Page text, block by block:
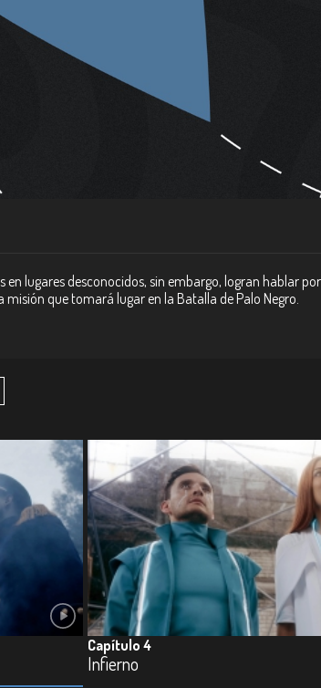
en lugares desconocidos, sin embargo, logran hablar
misión que tomará lugar en la Batalla de Palo Negro.
Capítulo 4
Infierno